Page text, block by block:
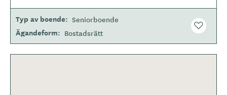
Typ av boende Seniorboende
Ägandeform Bostadsrätt